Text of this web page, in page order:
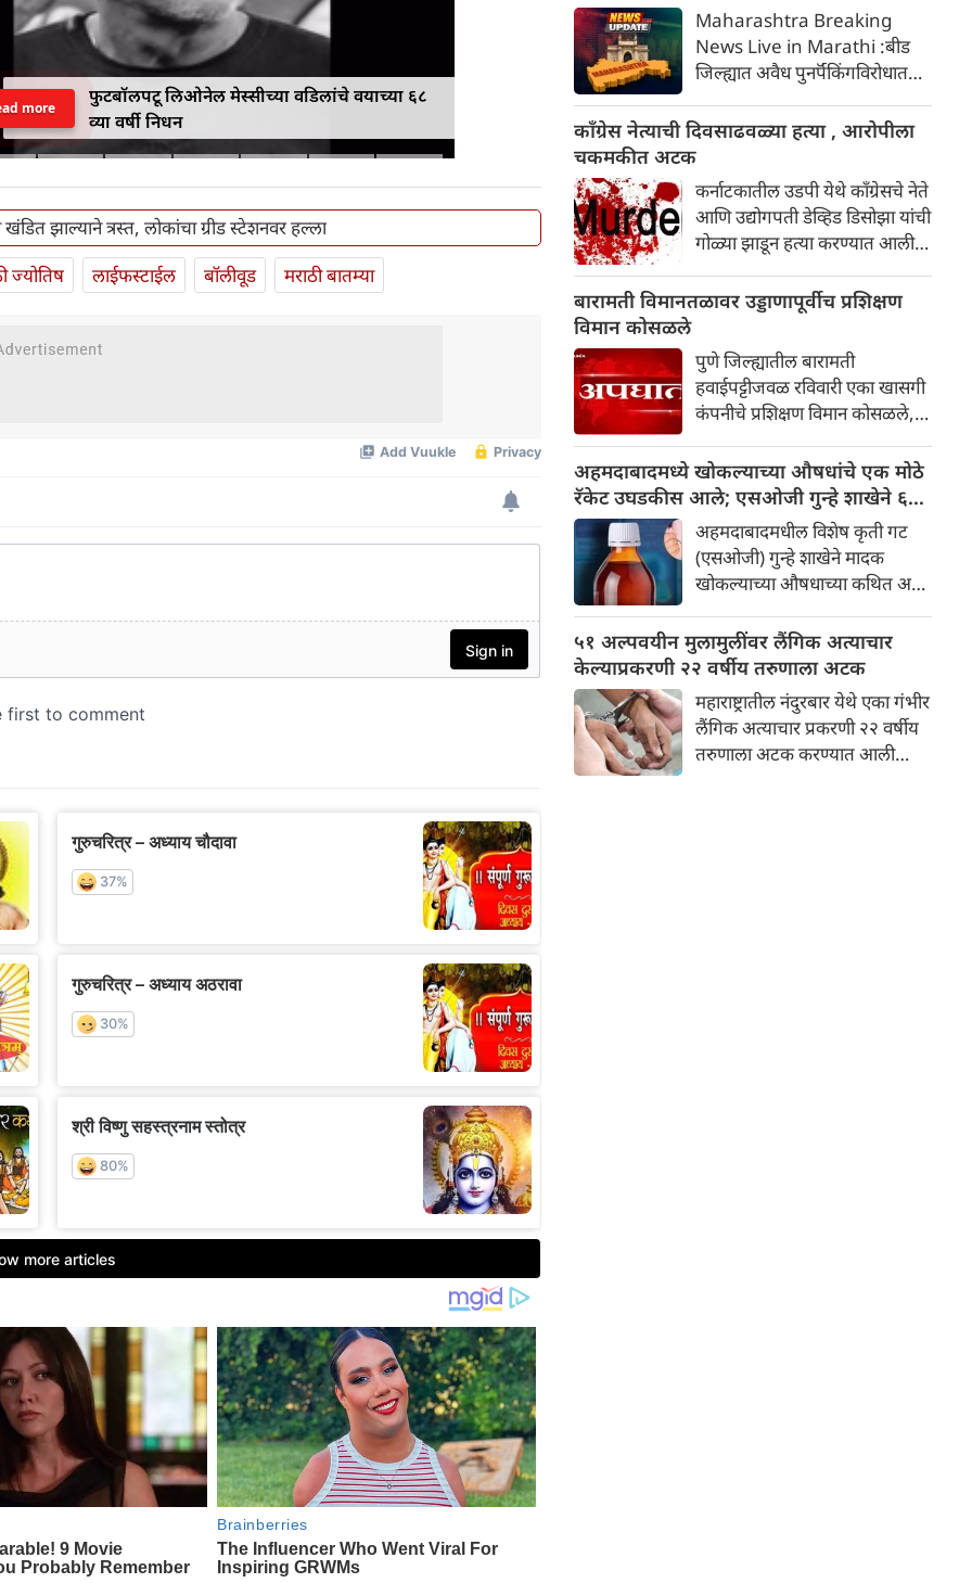
फुटबॉलपटू लिओनेल मेस्सीच्या वडिलांचे वयाच्या ६८
व्या वर्षी निधन
more
झाल्याने त्रस्त, लोकांचा ग्रीड स्टेशनवर हल्ला
ज्योतिष
लाईफस्टाईल बॉलीवूड मराठी बातम्या
Maharashtra Breaking
News Live in Marathi :बीड
जिल्ह्यात अवैध पुनर्पॅकिंगविरोधात
१.९४ कोटी रुपये किमतीचे
१,१९,१८६ किलो खाद्यतेल जप्त केले
आणि ५ दुकानांचे परवाने निलंबित
केले.
काँग्रेस नेत्याची दिवसाढवळ्या हत्या , आरोपीला
चकमकीत अटक
कर्नाटकातील उडपी येथे काँग्रेसचे नेते
आणि उद्योगपती डेव्हिड डिसोझा यांची
गोळ्या झाडून हत्या करण्यात आली.
झालेल्या पोलीस चकमकीनंतर मुख्य
संशयित, गोळीबार करणाऱ्याला
अटक करण्यात आली आहे. इतर
दोघे पळून गेले असून पोलीस त्यांचा
शोध घेत आहे.
बारामती विमानतळावर उड्डाणापूर्वीच प्रशिक्षण
विमान कोसळले
पुणे जिल्ह्यातील बारामती
हवाईपट्टीजवळ रविवारी एका खासगी
कंपनीचे प्रशिक्षण विमान कोसळले,
अहमदाबादमध्ये खोकल्याच्या औषधांचे एक मोठे
रॅकेट उघडकीस आले; एसओजी गुन्हे शाखेने ६०
लाख रुपयांचा माल जप्त केलाअहमदाबादमधील विशेष कृती गट
(एसओजी) गुन्हे शाखेने मादक
खोकल्याच्या औषधाच्या कथित अवैध
केली आहे. रिलीफ रोडवरील जीपीओ
पोस्ट ऑफिसजवळ प्रतिबंधित
खोकल्याच्या औषधाचा मोठा साठा
जप्त करण्यात आला आहे.
पोलिसांच्या प्राथमिक तपासात असे
उघड झाले आहे की, हे खोकल्याचे
५१ अल्पवयीन मुलामुलींवर लैंगिक अत्याचार
केल्याप्रकरणी २२ वर्षीय तरुणाला अटक
महाराष्ट्रातील नंदुरबार येथे एका गंभीर
लैंगिक अत्याचार प्रकरणी २२ वर्षीय
तरुणाला अटक करण्यात आली